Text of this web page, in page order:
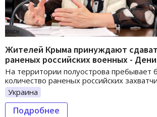
Жителей Крыма принуждают
раненых российских военных -
На территории полуострова пребывает
количество раненых российских
Украина
Подробнее